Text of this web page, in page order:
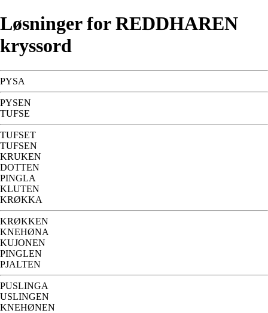
Løsninger for REDDHAREN
kryssord
PYSA
PYSEN
TUFSE
TUFSET
TUFSEN
KRUKEN
DOTTEN
PINGLA
KLUTEN
KRØKKA
KRØKKEN
KNEHØNA
KUJONEN
PINGLEN
PJALTEN
PUSLINGA
USLINGEN
KNEHØNEN